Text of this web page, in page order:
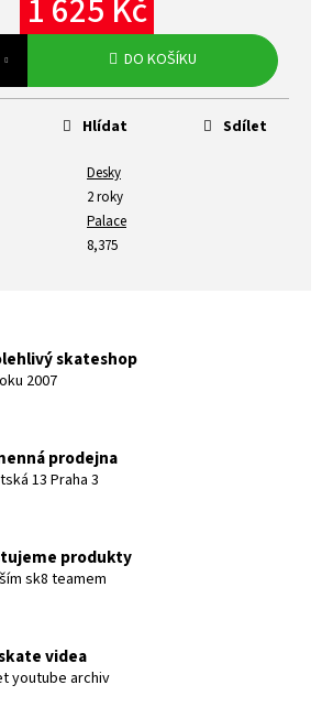
1 625 Kč
Měrná
cena:
DO KOŠÍKU
Desky
2 roky
Palace
8,375
Hlídat Sdílet
skateshop
2007
prodejna
13 Praha 3
produkty
sk8 teamem
videa
youtube archiv